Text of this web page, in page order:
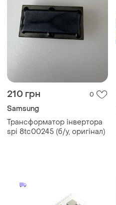
210 грн 0
Samsung
Трансформатор інвертора
spi 8tc00245 (б/у, оригінал)